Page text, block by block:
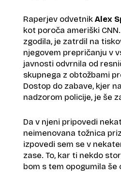
Raperjev odvetnikAlex
kot poroča ameriški
zgodila, je zatrdil na
njegovem prepričanju v
javnosti odvrnila od
skupnega z obtožbami
Dostop do zabave, kjer
nadzorom policije, je še
Da v njeni pripovedi
neimenovana tožnica
izpovedi sem se v
zase. To, kar ti nekdo
bom s tem opogumila še